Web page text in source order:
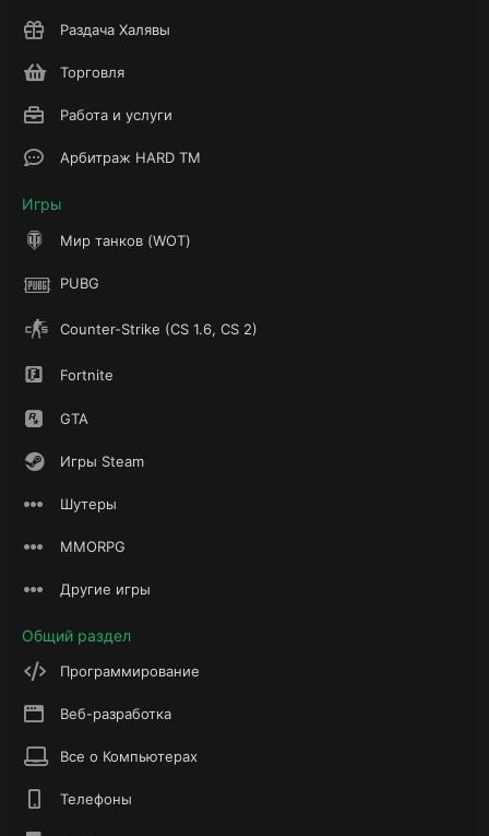
Раздача Халявы
Торговля
Работа и услуги
Арбитраж HARD TM
Игры
Мир танков (WOT)
PUBG
Counter-Strike (CS 1.6, CS 2)
Fortnite
GTA
Игры Steam
Шутеры
MMORPG
Другие игры
Общий раздел
Программирование
Веб-разработка
Все о Компьютерах
Телефоны